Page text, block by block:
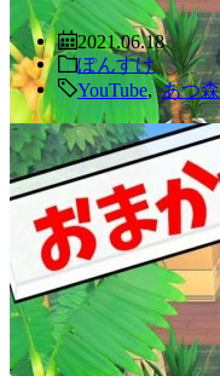
2021.06.18
ぽんすけ
YouTube ,あつ森